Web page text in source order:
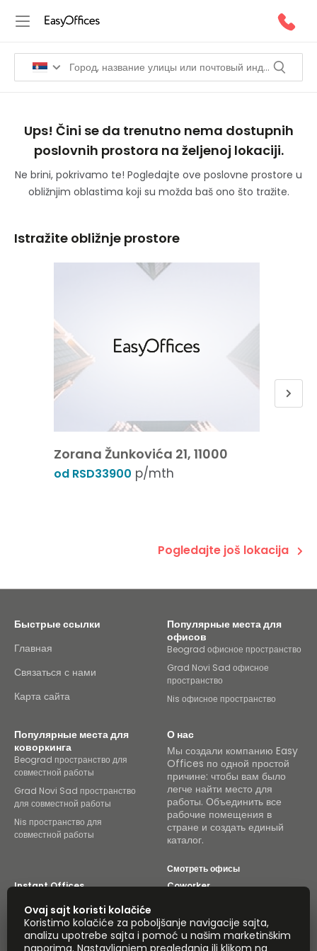
Ups! Čini se da trenutno nema dostupnih
poslovnih prostora na željenoj lokaciji.
Ne brini, pokrivamo te! Pogledajte ove poslovne prostore u
obližnjim oblastima koji su možda baš ono što tražite.
Istražite obližnje prostore
Zorana Žunkovića 21, 11000
od RSD33900 p/mth
Pogledajte još lokacija
Быстрые ссылки
Главная
Связаться с нами
Карта сайта
Популярные места для
офисов
Beograd офисное пространство
Grad Novi Sad офисное
пространство
Nis офисное пространство
Популярные места для
коворкинга
Beograd пространство для
совместной работы
Grad Novi Sad пространство
для совместной работы
Nis пространство для
совместной работы
О нас
Мы создали компанию Easy
Offices по одной простой
причине: чтобы вам было
легче найти место для
работы. Объединить все
рабочие помещения в
стране и создать единый
каталог.
Смотреть офисы
Instant Offices
Coworker
The Instant Group
Coworkintel Davinci Meeting Rooms
Ovaj sajt koristi kolačiće
Koristimo kolačiće za poboljšanje navigacije sajta,
analizu upotrebe sajta i pomoć u našim marketinškim
naporima. Nastavljanjem pregledanja ili klikom na